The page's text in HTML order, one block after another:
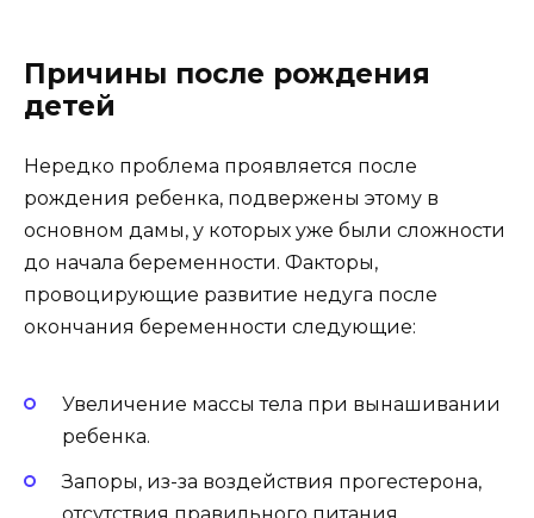
Причины после рождения
детей
Нередко проблема проявляется после
рождения ребенка, подвержены этому в
основном дамы, у которых уже были сложности
до начала беременности. Факторы,
провоцирующие развитие недуга после
окончания беременности следующие:
Увеличение массы тела при вынашивании
ребенка.
Запоры, из-за воздействия прогестерона,